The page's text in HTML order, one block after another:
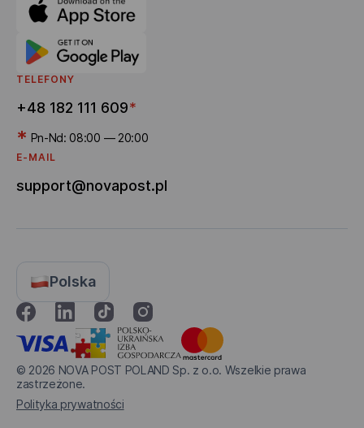
Dostawa bonusów
TELEFONY
+48 182 111 609*
* Pn-Nd: 08:00 — 20:00
E-MAIL
support@novapost.pl
© 2026 NOVA POST POLAND Sp. z o.o. Wszelkie prawa
zastrzeżone.
Polityka prywatności
Polska